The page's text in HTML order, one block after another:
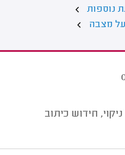
נוספות
על מצבה
חידוש כיתוב